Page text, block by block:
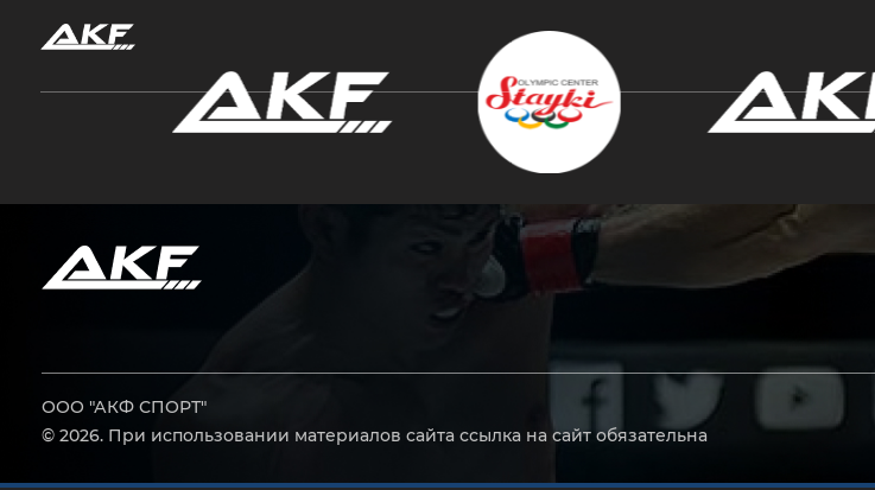
ООО "АКФ СПОРТ"
© 2026. При использовании материалов сайта ссылка на сайт обязательна
Нажмите Enter для поиска или Esc, чтобы закрыть